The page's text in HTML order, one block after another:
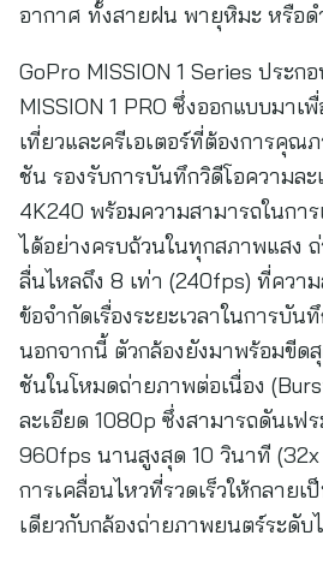
อากาศ ทั้งสายฝน พายุหิมะ หรือด
GoPro MISSION 1 Series ประก
MISSION 1 PRO ซึ่งออกแบบมาเ
เที่ยวและครีเอเตอร์ที่ต้องการคุณ
ชัน รองรับการบันทึกวิดีโอความล
4K240 พร้อมความสามารถในการ
ได้อย่างครบถ้วนในทุกสภาพแสง
ลื่นไหลถึง 8 เท่า (240fps) ที่ควา
ข้อจำกัดเรื่องระยะเวลาในการบั
นอกจากนี้ ตัวกล้องยังมาพร้อมขีด
ชันในโหมดถ่ายภาพต่อเนื่อง
ละเอียด 1080p ซึ่งสามารถดันเฟร
960fps นานสูงสุด 10 วินาที
การเคลื่อนไหวที่รวดเร็วให้กลาย
เดียวกับกล้องถ่ายภาพยนตร์ระดับ